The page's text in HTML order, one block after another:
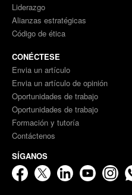
Liderazgo
Alianzas estratégicas
Código de ética
CONÉCTESE
Envia un artículo
Envia un artículo de opinión
Oportunidades de trabajo
Oportunidades de trabajo
Formación y tutoría
Contáctenos
SÍGANOS